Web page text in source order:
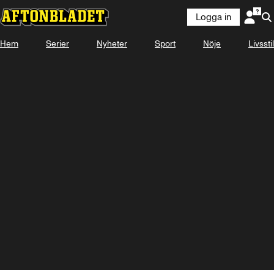
Logga in
Hem Serier Nyheter Sport Nöje Livsstil